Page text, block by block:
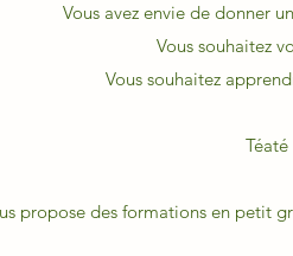
Vous avez envie de donner
Vous souhaitez
Vous souhaitez
propose des formations en petit